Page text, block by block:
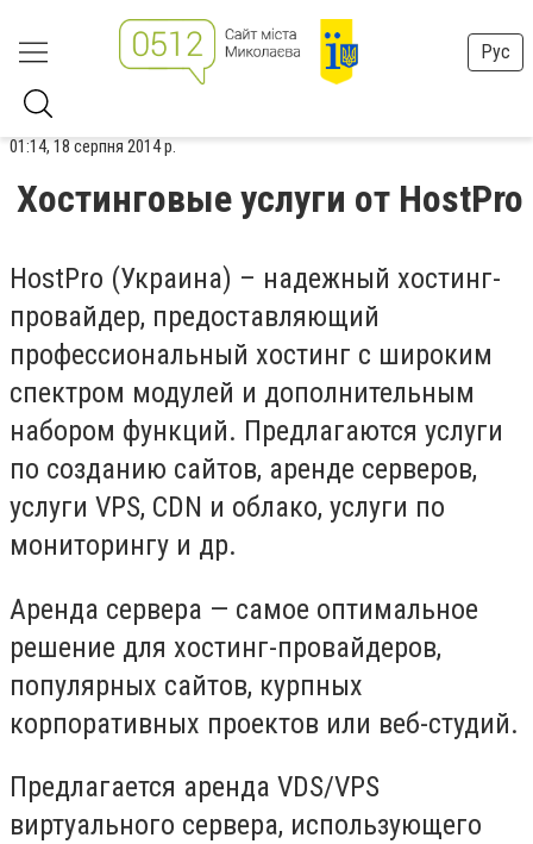
Рус
01:14, 18 серпня 2014 р.
Хостинговые услуги от HostPro
HostPro (Украина) – надежный хостинг-
провайдер, предоставляющий
профессиональный хостинг с широким
спектром модулей и дополнительным
набором функций. Предлагаются услуги
по созданию сайтов, аренде серверов,
услуги VPS, CDN и облако, услуги по
мониторингу и др.
Аренда сервера — самое оптимальное
решение для хостинг-провайдеров,
популярных сайтов, курпных
корпоративных проектов или веб-студий.
Предлагается аренда VDS/VPS
виртуального сервера, использующего